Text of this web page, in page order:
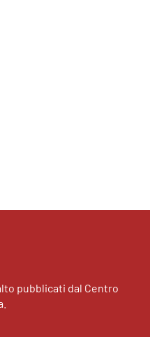
pubblicati dal Centro